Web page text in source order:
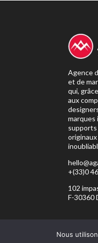
Agence
et de
qui,
aux
marques
supports
+(33)0
102
F-30360
Nous